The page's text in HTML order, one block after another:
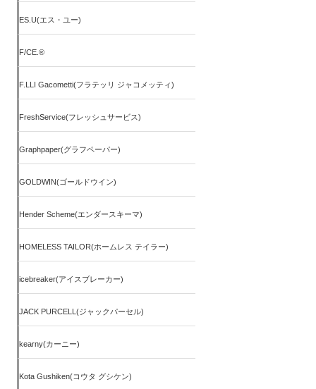
ES.U(エス・ユー)
F/CE.®
F.LLI Gacometti(フラテッリ ジャコメッティ)
FreshService(フレッシュサービス)
Graphpaper(グラフペーパー)
GOLDWIN(ゴールドウイン)
Hender Scheme(エンダースキーマ)
HOMELESS TAILOR(ホームレス テイラー)
icebreaker(アイスブレーカー)
JACK PURCELL(ジャックパーセル)
kearny(カーニー)
Kota Gushiken(コウタ グシケン)